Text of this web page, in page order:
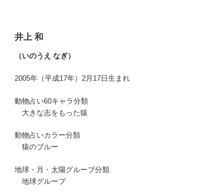
井上 和
（いのうえ なぎ）
2005年（平成17年）2月17日生まれ
動物占い60キャラ分類
大きな志をもった猿
動物占いカラー分類
猿のブルー
地球・月・太陽グルーブ分類
地球グループ